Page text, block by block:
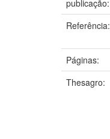
publicação:
Referência:
Páginas:
Thesagro: